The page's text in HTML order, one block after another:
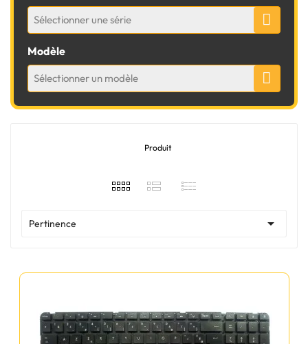
Sélectionner une série
Modèle
Sélectionner un modèle
Produit
Pertinence 